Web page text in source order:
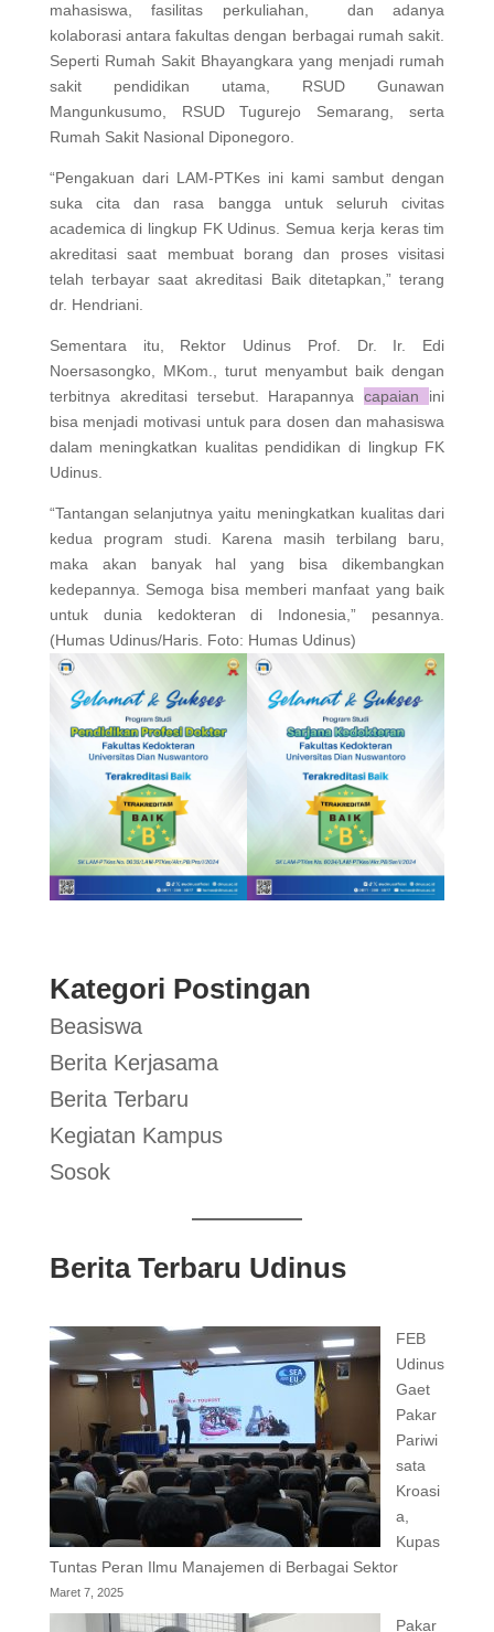
mahasiswa, fasilitas perkuliahan, dan adanya
kolaborasi antara fakultas dengan berbagai rumah sakit.
Seperti Rumah Sakit Bhayangkara yang menjadi rumah
sakit pendidikan utama, RSUD Gunawan
Mangunkusumo, RSUD Tugurejo Semarang, serta
Rumah Sakit Nasional Diponegoro.
“Pengakuan dari LAM-PTKes ini kami sambut dengan
suka cita dan rasa bangga untuk seluruh civitas
academica di lingkup FK Udinus. Semua kerja keras tim
akreditasi saat membuat borang dan proses visitasi
telah terbayar saat akreditasi Baik ditetapkan,” terang
dr. Hendriani.
Sementara itu, Rektor Udinus Prof. Dr. Ir. Edi
Noersasongko, MKom., turut menyambut baik dengan
terbitnya akreditasi tersebut. Harapannyacapaian ini
bisa menjadi motivasi untuk para dosen dan mahasiswa
dalam meningkatkan kualitas pendidikan di lingkup FK
Udinus.
“Tantangan selanjutnya yaitu meningkatkan kualitas dari
kedua program studi. Karena masih terbilang baru,
maka akan banyak hal yang bisa dikembangkan
kedepannya. Semoga bisa memberi manfaat yang baik
untuk dunia kedokteran di Indonesia,” pesannya.
(Humas Udinus/Haris. Foto: Humas Udinus)
Kategori Postingan
Beasiswa
Berita Kerjasama
Berita Terbaru
Kegiatan Kampus
Sosok
Berita Terbaru Udinus
FEB
Udinus
Gaet
Pakar
Pariwi
sata
Kroasi
a,
Kupas
Tuntas Peran Ilmu Manajemen di Berbagai Sektor
Maret 7, 2025
Pakar